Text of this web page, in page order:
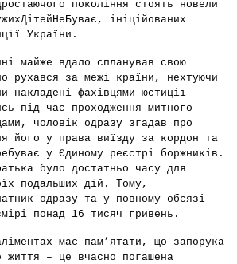
покоління стоять новели
ініційованих
України.
майже вдало спланував свою
рухався за межі країни, нехтуючи
накладені фахівцями юстиції
під час проходження митного
чоловік одразу згадав про
його у права виїзду за кордон та
у Єдиному реєстрі боржників.
було достатньо часу для
подальших дій. Тому,
одразу та у повному обсязі
понад 16 тисяч гривень.
має пам’ятати, що запорука
життя – це вчасно погашена